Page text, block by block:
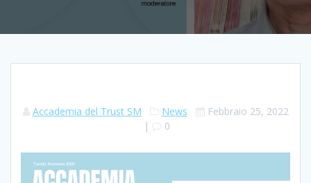
Accademia del Trust SM News
Febbraio 25, 2022
|
0